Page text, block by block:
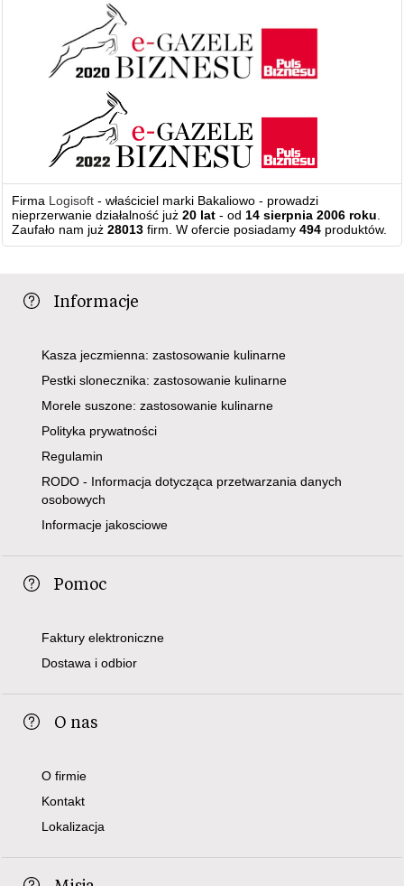
Firma Logisoft - właściciel marki Bakaliowo - prowadzi
nieprzerwanie działalność już20 lat - od 14 sierpnia 2006 roku
Zaufało nam już28013 firm. W ofercie posiadamy494 produktów.
Informacje
Kasza jeczmienna: zastosowanie kulinarne
Pestki slonecznika: zastosowanie kulinarne
Morele suszone: zastosowanie kulinarne
Polityka prywatności
Regulamin
RODO - Informacja dotycząca przetwarzania danych
osobowych
Informacje jakosciowe
Pomoc
Faktury elektroniczne
Dostawa i odbior
O nas
O firmie
Kontakt
Lokalizacja